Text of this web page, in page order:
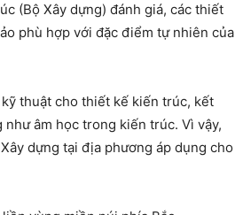
(Bộ Xây dựng) đánh giá, các thiết
phù hợp với đặc điểm tự nhiên của
thuật cho thiết kế kiến trúc, kết
âm học trong kiến trúc. Vì vậy,
dựng tại địa phương áp dụng cho